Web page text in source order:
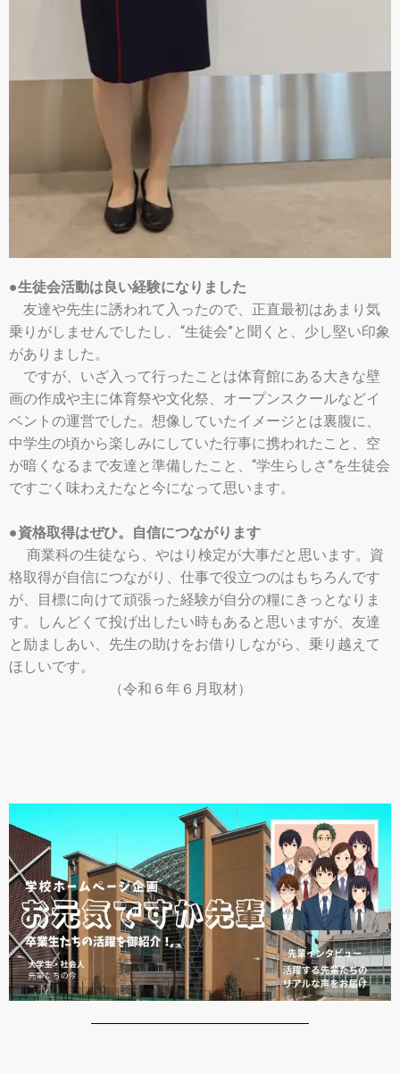
●生徒会活動は良い経験になりました
友達や先生に誘われて入ったので、正直最初はあまり気
乗りがしませんでしたし、“生徒会”と聞くと、少し堅い印象
がありました。
ですが、いざ入って行ったことは体育館にある大きな壁
画の作成や主に体育祭や文化祭、オープンスクールなどイ
ベントの運営でした。想像していたイメージとは裏腹に、
中学生の頃から楽しみにしていた行事に携われたこと、空
が暗くなるまで友達と準備したこと、“学生らしさ”を生徒会
ですごく味わえたなと今になって思います。
●資格取得はぜひ。自信につながります
商業科の生徒なら、やはり検定が大事だと思います。資
格取得が自信につながり、仕事で役立つのはもちろんです
が、目標に向けて頑張った経験が自分の糧にきっとなりま
す。しんどくて投げ出したい時もあると思いますが、友達
と励ましあい、先生の助けをお借りしながら、乗り越えて
ほしいです。
（令和６年６月取材）